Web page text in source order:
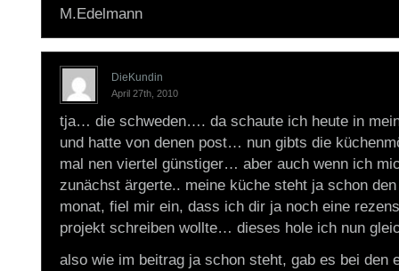
M.Edelmann
DieKundin
April 27th, 2010
tja… die schweden…. da schaute ich heute in
und hatte von denen post… nun gibts die
mal nen viertel günstiger… aber auch wenn ich
zunächst ärgerte.. meine küche steht ja schon
monat, fiel mir ein, dass ich dir ja noch eine
projekt schreiben wollte… dieses hole ich nun
also wie im beitrag ja schon steht, gab es bei den